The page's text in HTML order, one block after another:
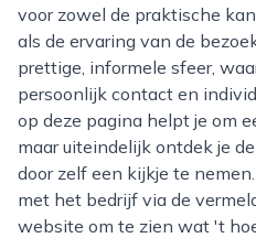
voor zowel de praktische
als de ervaring van de
prettige, informele sfeer,
persoonlijk contact en
op deze pagina helpt je om
maar uiteindelijk ontdek je
door zelf een kijkje te
met het bedrijf via de
website om te zien wat 't